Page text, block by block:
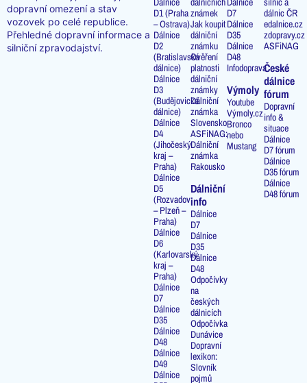
dopravní omezení a stav
vozovek po celé republice.
Přehledné dopravní informace a
silniční zpravodajství.
D1 (Praha
– Ostrava)
Dálnice
D2
(Bratislavská
dálnice)
Dálnice
D3
(Budějovická
dálnice)
Dálnice
D4
(Jihočeský
kraj –
Praha)
Dálnice
D5
(Rozvadov
– Plzeň –
Praha)
Dálnice
D6
(Karlovarský
kraj –
Praha)
Dálnice
D7
Dálnice
D35
Dálnice
D48
Dálnice
D49
Dálnice
známek
Jak koupit
dálniční
známku
Ověření
platnosti
dálniční
známky
Dálniční
známka
Slovensko
ASFiNAG:
Dálniční
známka
Rakousko
Dálniční
info
Dálnice
D7
Dálnice
D35
Dálnice
D48
Odpočívky
na
českých
dálnicích
Odpočívka
Dunávice
Dopravní
lexikon:
Slovník
pojmů
D7
Dálnice
D35
Dálnice
D48
Infodoprava
Výmoly
Youtube
Výmoly.cz
Bronco
nebo
Mustang
dálnic ČR
edalnice.cz
zdopravy.cz
ASFiNAG
České
dálnice
fórum
Dopravní
info &
situace
Dálnice
D7 fórum
Dálnice
D35 fórum
Dálnice
D48 fórum